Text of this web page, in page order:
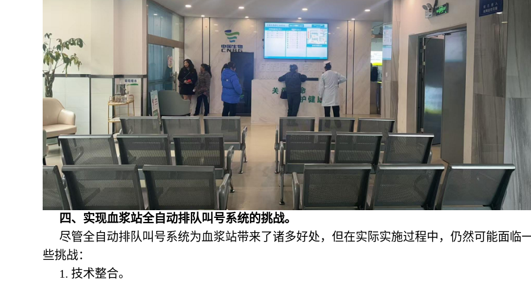
四、实现血浆站全自动排队叫号系统的挑战。
尽管全自动排队叫号系统为血浆站带来了诸多好处，但在实际实施过程中，仍然可能面临
些挑战：
1. 技术整合。